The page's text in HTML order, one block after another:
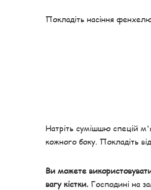
Покладіть насіння
Натріть сумішшю спецій
кожного боку. Покладіть
Ви можете
вагу кістки. Господині на